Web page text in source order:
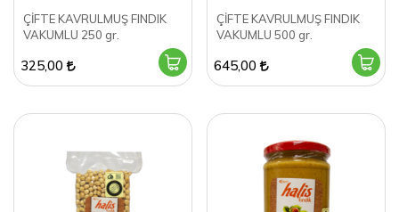
ÇİFTE KAVRULMUŞ FINDIK
VAKUMLU 250 gr.
325,00
ÇİFTE KAVRULMUŞ FINDIK
VAKUMLU 500 gr.
645,00